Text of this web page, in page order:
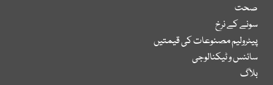
صحت
سونے کے نرخ
پیٹرولیم مصنوعات کی قیمتیں
سائنس و ٹیکنالوجی
بلاگ